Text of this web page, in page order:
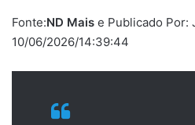
Fonte:ND Mais e Publicado Por:
10/06/2026/14:39:44